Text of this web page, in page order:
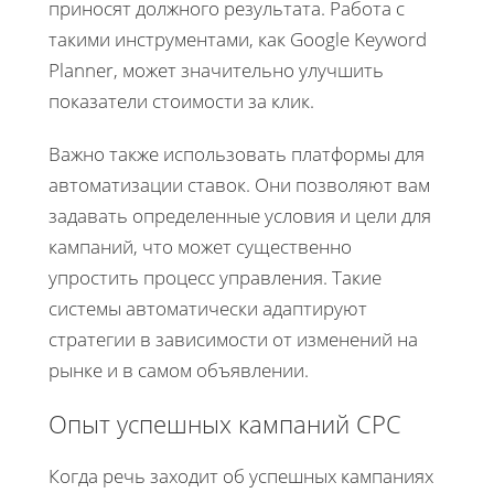
приносят должного результата. Работа с
такими инструментами, как Google Keyword
Planner, может значительно улучшить
показатели стоимости за клик.
Важно также использовать платформы для
автоматизации ставок. Они позволяют вам
задавать определенные условия и цели для
кампаний, что может существенно
упростить процесс управления. Такие
системы автоматически адаптируют
стратегии в зависимости от изменений на
рынке и в самом объявлении.
Опыт успешных кампаний CPC
Когда речь заходит об успешных кампаниях